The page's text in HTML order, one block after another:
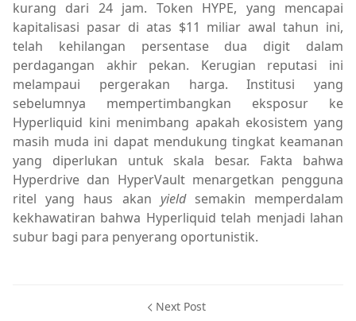
kurang dari 24 jam. Token HYPE, yang mencapai
kapitalisasi pasar di atas $11 miliar awal tahun ini,
telah kehilangan persentase dua digit dalam
perdagangan akhir pekan. Kerugian reputasi ini
melampaui pergerakan harga. Institusi yang
sebelumnya mempertimbangkan eksposur ke
Hyperliquid kini menimbang apakah ekosistem yang
masih muda ini dapat mendukung tingkat keamanan
yang diperlukan untuk skala besar. Fakta bahwa
Hyperdrive dan HyperVault menargetkan pengguna
ritel yang haus akan yieldsemakin memperdalam
kekhawatiran bahwa Hyperliquid telah menjadi lahan
subur bagi para penyerang oportunistik.
Next Post